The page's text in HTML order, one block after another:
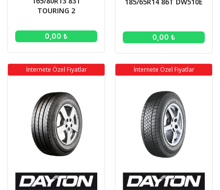
TOURING 2
0,00 ₺ 0,00 ₺
İnternete Özel Fiyatlar İnternete Özel Fiyatlar